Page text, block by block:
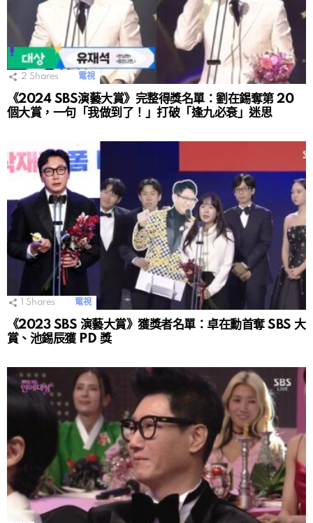
2 Shares 電視
《2024 SBS演藝大賞》完整得獎名單：劉在錫奪第 20
個大賞，一句「我做到了！」打破「逢九必衰」迷思
Shares 電視
《2023 SBS 演藝大賞》獲獎者名單：卓在勳首奪 SBS 大
賞、池錫辰獲 PD 獎